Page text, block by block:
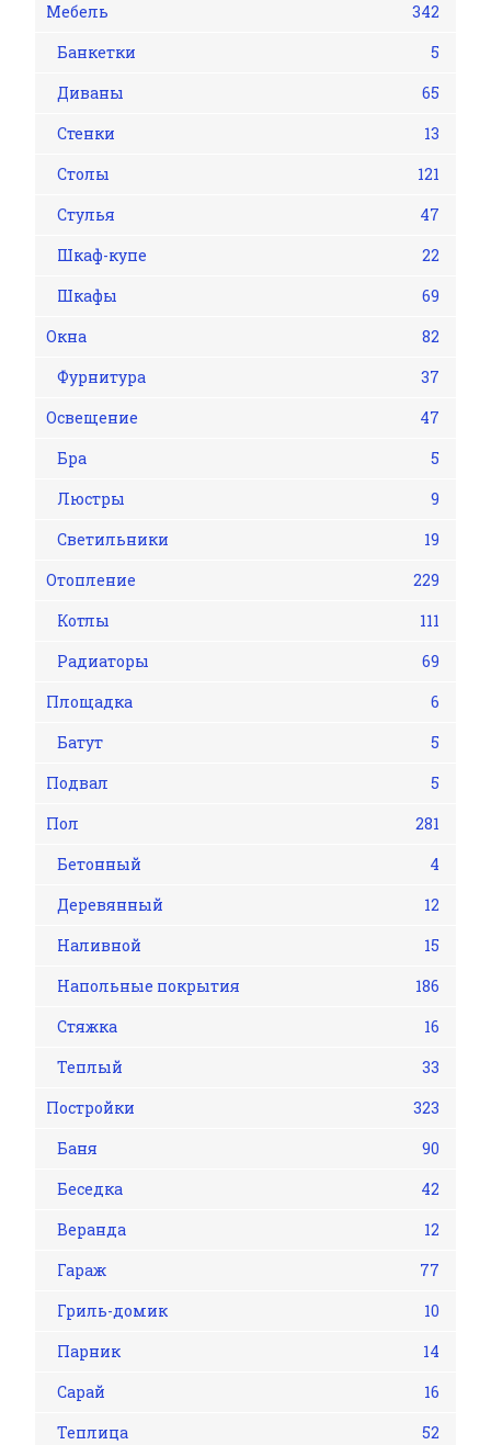
Мебель
342
Банкетки
5
Диваны
65
Стенки
13
Столы
121
Стулья
47
Шкаф-купе
22
Шкафы
69
Окна
82
Фурнитура
37
Освещение
47
Бра
5
Люстры
9
Светильники
19
Отопление
229
Котлы
111
Радиаторы
69
Площадка
6
Батут
5
Подвал
5
Пол
281
Бетонный
4
Деревянный
12
Наливной
15
Напольные покрытия
186
Стяжка
16
Теплый
33
Постройки
323
Баня
90
Беседка
42
Веранда
12
Гараж
77
Гриль-домик
10
Парник
14
Сарай
16
Теплица
52